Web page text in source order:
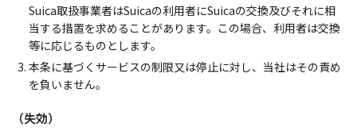
Suica取扱事業者はSuicaの利用者にSuicaの交換及びそれに相
当する措置を求めることがあります。この場合、利用者は交換
等に応じるものとします。
本条に基づくサービスの制限又は停止に対し、当社はその責め
を負いません。
（失効）